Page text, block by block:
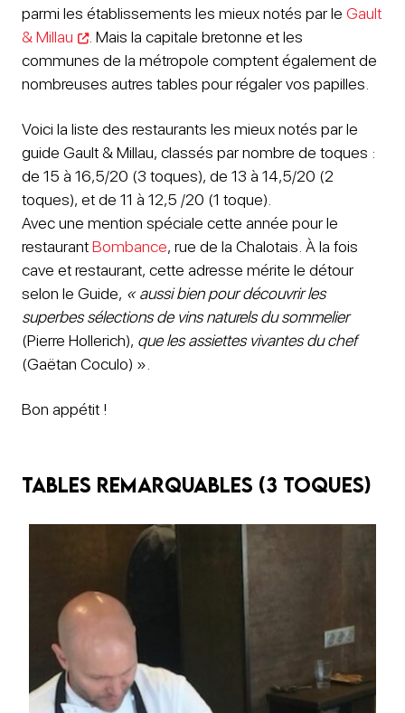
parmi les établissements les mieux notés par le Gault
& Millau
. Mais la capitale bretonne et les
communes de la métropole comptent également de
nombreuses autres tables pour régaler vos papilles.
Voici la liste des restaurants les mieux notés par le
guide Gault & Millau, classés par nombre de toques :
de 15 à 16,5/20 (3 toques), de 13 à 14,5/20 (2
toques), et de 11 à 12,5 /20 (1 toque).
Avec une mention spéciale cette année pour le
restaurantBombance, rue de la Chalotais. À la fois
cave et restaurant, cette adresse mérite le détour
selon le Guide, « aussi bien pour découvrir les
superbes sélections de vins naturels du sommelier
(Pierre Hollerich), que les assiettes vivantes du chef
(Gaëtan Coculo) ».
Bon appétit !
Tables remarquables (3 toques)